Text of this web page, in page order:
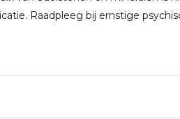
Raadpleeg bij ernstige